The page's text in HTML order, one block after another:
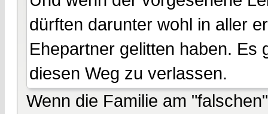
dürften darunter wohl in aller
Ehepartner gelitten haben. Es
diesen Weg zu verlassen.
Wenn die Familie am